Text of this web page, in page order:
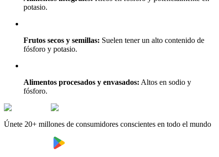
potasio.
Frutos secos y semillas: Suelen tener un alto contenido de
fósforo y potasio.
Alimentos procesados y envasados: Altos en sodio y
fósforo.
Únete 20+ millones de consumidores conscientes en todo el mundo